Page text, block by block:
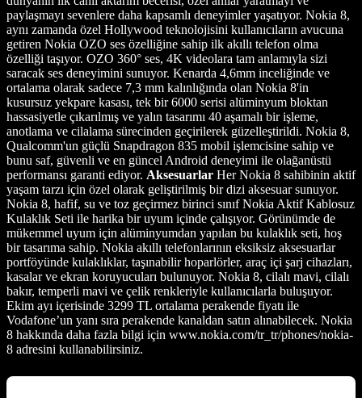
paylaşmayı sevenlere daha kapsamlı deneyimler yaşatıyor. Nokia 8,
aynı zamanda özel Hollywood teknolojisini kullanıcıların avucuna
getiren Nokia OZO ses özelliğine sahip ilk akıllı telefon olma
özelliği taşıyor. OZO 360° ses, 4K videolara tam anlamıyla sizi
saracak ses deneyimini sunuyor. Kenarda 4,6mm inceliğinde ve
ortalama olarak sadece 7,3 mm kalınlığında olan Nokia 8'in
kusursuz yekpare kasası, tek bir 6000 serisi alüminyum bloktan
hassasiyetle çıkarılmış ve yalın tasarımı 40 aşamalı bir işleme,
anotlama ve cilalama sürecinden geçirilerek güzelleştirildi. Nokia 8,
Qualcomm'un güçlü Snapdragon 835 mobil işlemcisine sahip ve
bunu saf, güvenli ve en güncel Android deneyimi ile olağanüstü
performansı garanti ediyor. Aksesuarlar Her Nokia 8 sahibinin aktif
yaşam tarzı için özel olarak geliştirilmiş bir dizi aksesuar sunuyor.
Nokia 8, hafif, su ve toz geçirmez birinci sınıf Nokia Aktif Kablosuz
Kulaklık Seti ile harika bir uyum içinde çalışıyor. Görünümde de
mükemmel uyum için alüminyumdan yapılan bu kulaklık seti, hoş
bir tasarıma sahip. Nokia akıllı telefonlarının eksiksiz aksesuarlar
portföyünde kulaklıklar, taşınabilir hoparlörler, araç içi şarj cihazları,
kasalar ve ekran koruyucuları bulunuyor. Nokia 8, cilalı mavi, cilalı
bakır, temperli mavi ve çelik renkleriyle kullanıcılarla buluşuyor.
Ekim ayı içerisinde 3299 TL ortalama perakende fiyatı ile
Vodafone’un yanı sıra perakende kanaldan satın alınabilecek. Nokia
8 hakkında daha fazla bilgi için www.nokia.com/tr_tr/phones/nokia-
8 adresini kullanabilirsiniz.